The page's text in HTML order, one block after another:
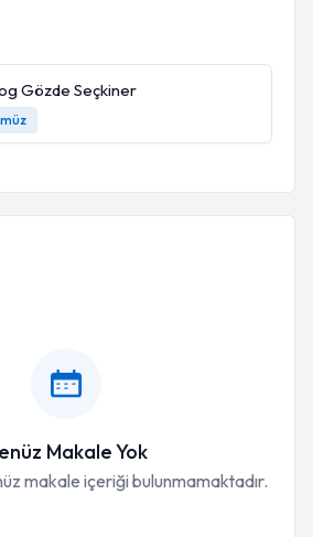
Gözde Seçkiner
Makale Yok
makale içeriği bulunmamaktadır.